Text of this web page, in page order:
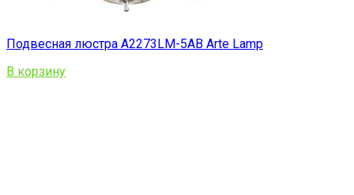
Подвесная люстра A2273LM-5AB Arte Lamp
В корзину